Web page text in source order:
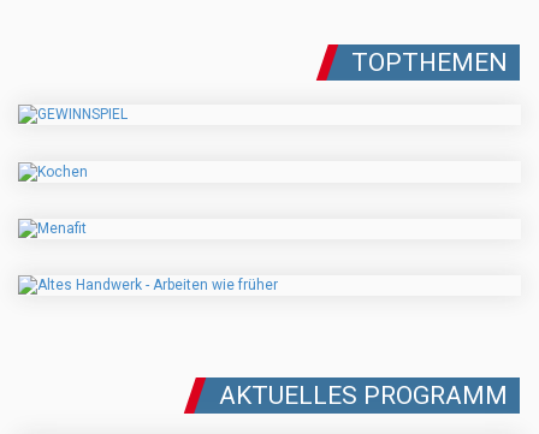
TOPTHEMEN
AKTUELLES PROGRAMM